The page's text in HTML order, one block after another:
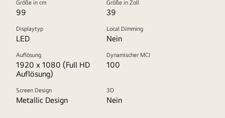
Größe in cm
99
Größe in Zoll
39
Displaytyp
LED
Local Dimming
Nein
Auflösung
1920 x 1080 (Full HD
Auflösung)
Dynamischer MCI
100
Screen Design
Metallic Design
3D
Nein